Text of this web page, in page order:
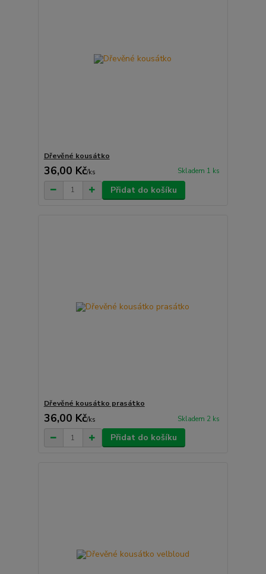
Dřevěné kousátko
36,00 Kč/ks Skladem 1 ks
Přidat do košíku
Dřevěné kousátko prasátko
36,00 Kč/ks Skladem 2 ks
Přidat do košíku